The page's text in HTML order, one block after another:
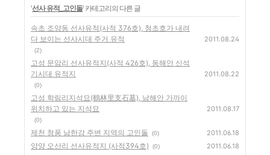
'선사 유적_고인돌' 카테고리의 다른 글
속초 조양동 선사유적(사적 376호), 청초호가 내려
다 보이는 선사시대 주거 유적
(2)
2011.08.24
고성 문암리 선사유적지(사적 426호), 동해안 신석
기시대 유적지
(0)
2011.08.22
고성 학림리지석묘(鶴林里支石墓), 남해안 가까이
위치하고 있는 지석묘
(0)
2011.08.17
제천 청풍 남한강 주변 지역의 고인돌 (0) 2011.06.18
양양 오산리 선사유적지 (사적394호) (0) 2011.06.18